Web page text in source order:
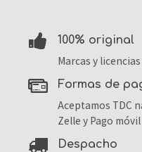
100% original
Marcas y
formas de
Aceptamos TDC
Zelle y Pago móvil
despacho